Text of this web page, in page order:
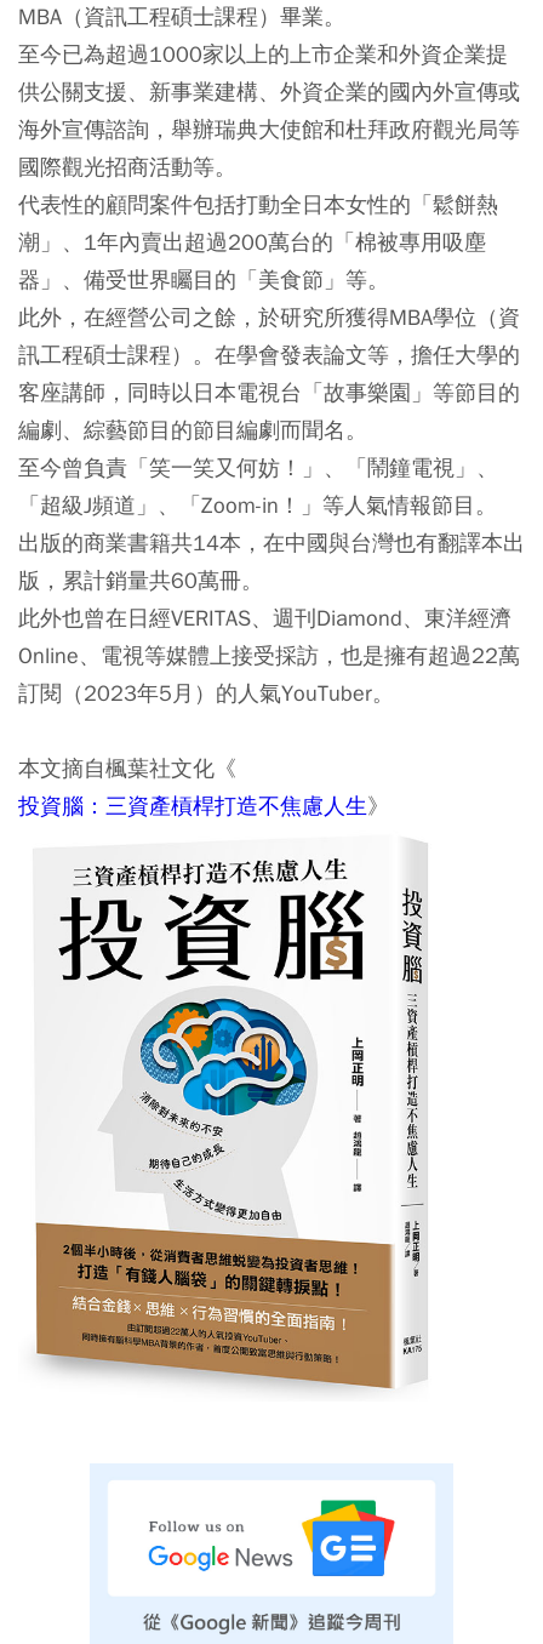
MBA（資訊工程碩士課程）畢業。
至今已為超過1000家以上的上市企業和外資企業提
供公關支援、新事業建構、外資企業的國內外宣傳或
海外宣傳諮詢，舉辦瑞典大使館和杜拜政府觀光局等
國際觀光招商活動等。
代表性的顧問案件包括打動全日本女性的「鬆餅熱
潮」、1年內賣出超過200萬台的「棉被專用吸塵
器」、備受世界矚目的「美食節」等。
此外，在經營公司之餘，於研究所獲得MBA學位（資
訊工程碩士課程）。在學會發表論文等，擔任大學的
客座講師，同時以日本電視台「故事樂園」等節目的
編劇、綜藝節目的節目編劇而聞名。
至今曾負責「笑一笑又何妨！」、「鬧鐘電視」、
「超級J頻道」、「Zoom-in！」等人氣情報節目。
出版的商業書籍共14本，在中國與台灣也有翻譯本出
版，累計銷量共60萬冊。
此外也曾在日經VERITAS、週刊Diamond、東洋經濟
Online、電視等媒體上接受採訪，也是擁有超過22萬
訂閱（2023年5月）的人氣YouTuber。
本文摘自楓葉社文化《
投資腦：三資產槓桿打造不焦慮人生》